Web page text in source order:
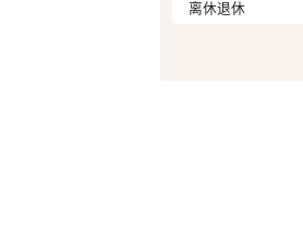
离休退休